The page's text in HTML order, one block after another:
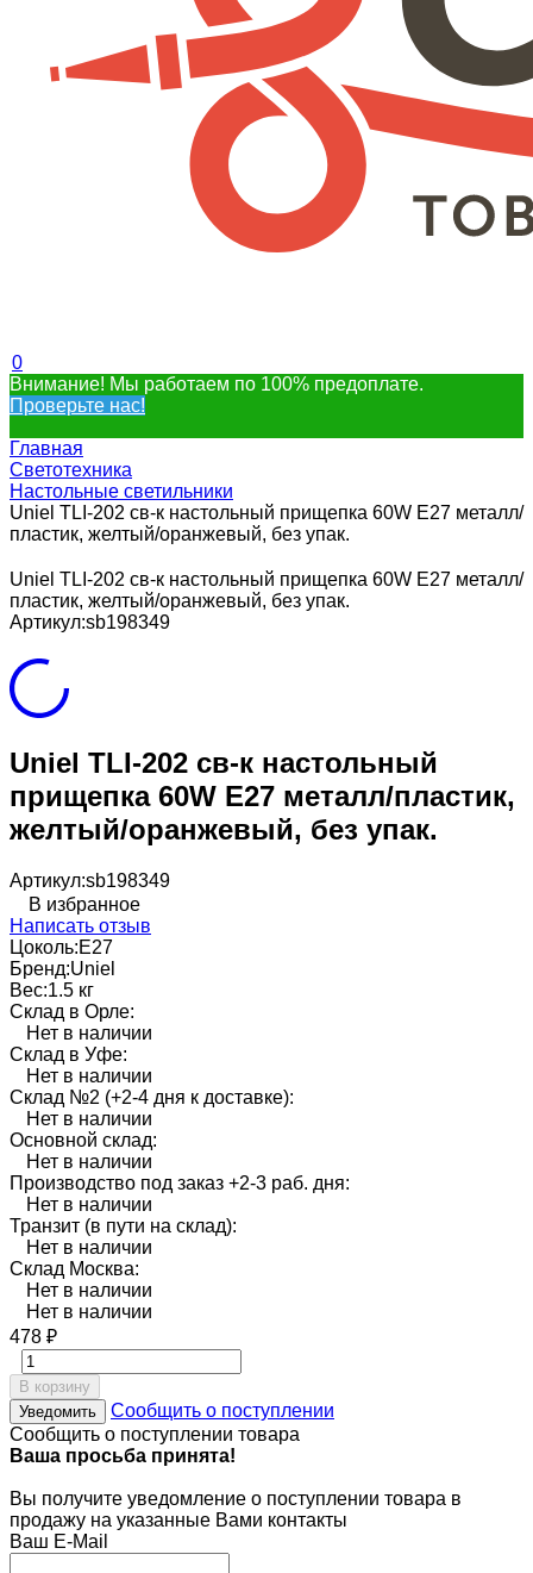
0
Внимание! Мы работаем по 100% предоплате.
Проверьте нас!
Главная
Светотехника
Настольные светильники
Uniel TLI-202 св-к настольный прищепка 60W E27 металл/
пластик, желтый/оранжевый, без упак.
Uniel TLI-202 св-к настольный прищепка 60W E27 металл/
пластик, желтый/оранжевый, без упак.
Артикул:sb198349
Uniel TLI-202 св-к настольный
прищепка 60W E27 металл/пластик,
желтый/оранжевый, без упак.
Артикул:sb198349
В избранное
Написать отзыв
Цоколь:E27
Бренд:Uniel
Вес:1.5 кг
Склад в Орле:
Нет в наличии
Склад в Уфе:
Нет в наличии
Склад №2 (+2-4 дня к доставке):
Нет в наличии
Основной склад:
Нет в наличии
Производство под заказ +2-3 раб. дня:
Нет в наличии
Транзит (в пути на склад):
Нет в наличии
Склад Москва:
Нет в наличии
Нет в наличии
478 ₽
В корзину
Уведомить
Сообщить о поступлении
Сообщить о поступлении товара
Ваша просьба принята!
Вы получите уведомление о поступлении товара в
продажу на указанные Вами контакты
Ваш E-Mail